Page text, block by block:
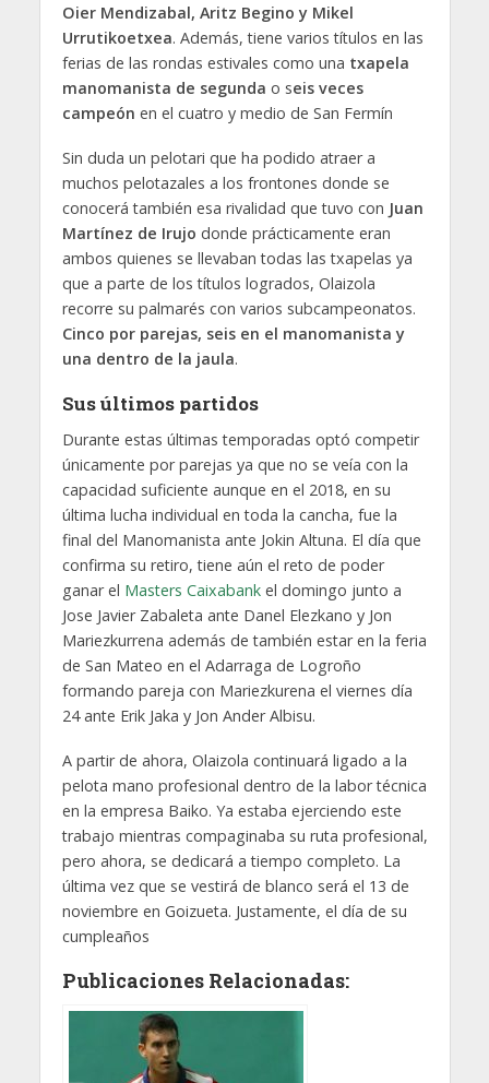
Oier Mendizabal, Aritz Begino y Mikel
Urrutikoetxea. Además, tiene varios títulos en las
ferias de las rondas estivales como una txapela
manomanista de segunda o seis veces
campeón en el cuatro y medio de San Fermín
Sin duda un pelotari que ha podido atraer a
muchos pelotazales a los frontones donde se
conocerá también esa rivalidad que tuvo con Juan
Martínez de Irujo donde prácticamente eran
ambos quienes se llevaban todas las txapelas ya
que a parte de los títulos logrados, Olaizola
recorre su palmarés con varios subcampeonatos.
Cinco por parejas, seis en el manomanista y
una dentro de la jaula.
Sus últimos partidos
Durante estas últimas temporadas optó competir
únicamente por parejas ya que no se veía con la
capacidad suficiente aunque en el 2018, en su
última lucha individual en toda la cancha, fue la
final del Manomanista ante Jokin Altuna. El día que
confirma su retiro, tiene aún el reto de poder
ganar el Masters Caixabankel domingo junto a
Jose Javier Zabaleta ante Danel Elezkano y Jon
Mariezkurrena además de también estar en la feria
de San Mateo en el Adarraga de Logroño
formando pareja con Mariezkurena el viernes día
24 ante Erik Jaka y Jon Ander Albisu.
A partir de ahora, Olaizola continuará ligado a la
pelota mano profesional dentro de la labor técnica
en la empresa Baiko. Ya estaba ejerciendo este
trabajo mientras compaginaba su ruta profesional,
pero ahora, se dedicará a tiempo completo. La
última vez que se vestirá de blanco será el 13 de
noviembre en Goizueta. Justamente, el día de su
cumpleaños
Publicaciones Relacionadas: